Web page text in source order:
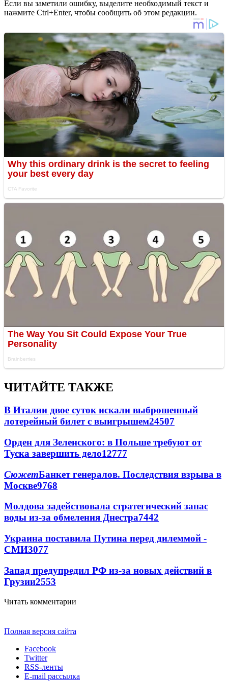
Если вы заметили ошибку, выделите необходимый текст и
нажмите Ctrl+Enter, чтобы сообщить об этом редакции.
ЧИТАЙТЕ ТАКЖЕ
В Италии двое суток искали выброшенный
лотерейный билет с выигрышем24507
Орден для Зеленского: в Польше требуют от
Туска завершить дело12777
СюжетБанкет генералов. Последствия взрыва в
Москве9768
Молдова задействовала стратегический запас
воды из-за обмеления Днестра7442
Украина поставила Путина перед дилеммой -
СМИ3077
Запад предупредил РФ из-за новых действий в
Грузии2553
Читать комментарии
Полная версия сайта
Facebook
Twitter
RSS-ленты
E-mail рассылка